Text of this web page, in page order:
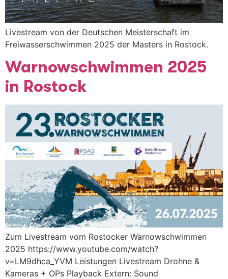
Livestream von der Deutschen Meisterschaft im
Freiwasserschwimmen 2025 der Masters in Rostock.
Warnowschwimmen 2025
in Rostock
Zum Livestream vom Rostocker Warnowschwimmen
2025 https://www.youtube.com/watch?
v=LM9dhca_YVM Leistungen Livestream Drohne &
Kameras + OPs Playback Extern: Sound